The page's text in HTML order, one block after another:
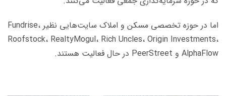
اما در حوزه تخصصی مسکن و املاک سایت‌هایی نظیر Fundrise،
Roofstock، RealtyMogul، Rich Uncles، Origin Investments،
AlphaFlow و PeerStreet در حال فعالیت هستند.